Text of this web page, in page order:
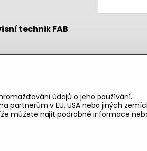
technik FAB
údajů o jeho používání.
v EU, USA nebo jiných
můžete najít podrobné informace